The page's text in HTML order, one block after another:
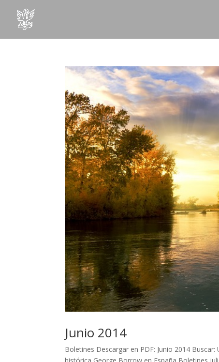
Junio 2014
Boletines Descargar en PDF: Junio 2014